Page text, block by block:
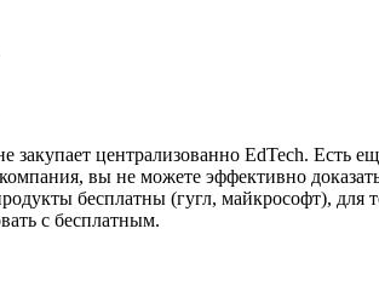
централизованно EdTech. Есть
вы не можете эффективно
бесплатны (гугл, майкрософт), для
с бесплатным.